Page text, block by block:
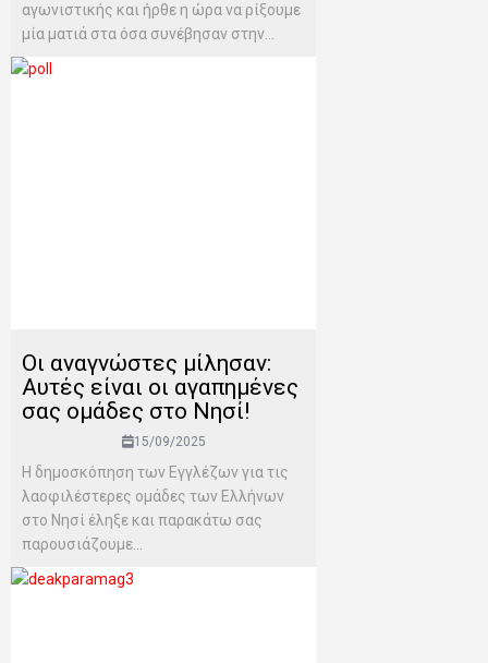
αγωνιστικής και ήρθε η ώρα να ρίξουμε
μία ματιά στα όσα συνέβησαν στην...
Οι αναγνώστες μίλησαν:
Αυτές είναι οι αγαπημένες
σας ομάδες στο Νησί!
15/09/2025
Η δημοσκόπηση των Εγγλέζων για τις
λαοφιλέστερες ομάδες των Ελλήνων
στο Νησί έληξε και παρακάτω σας
παρουσιάζουμε...